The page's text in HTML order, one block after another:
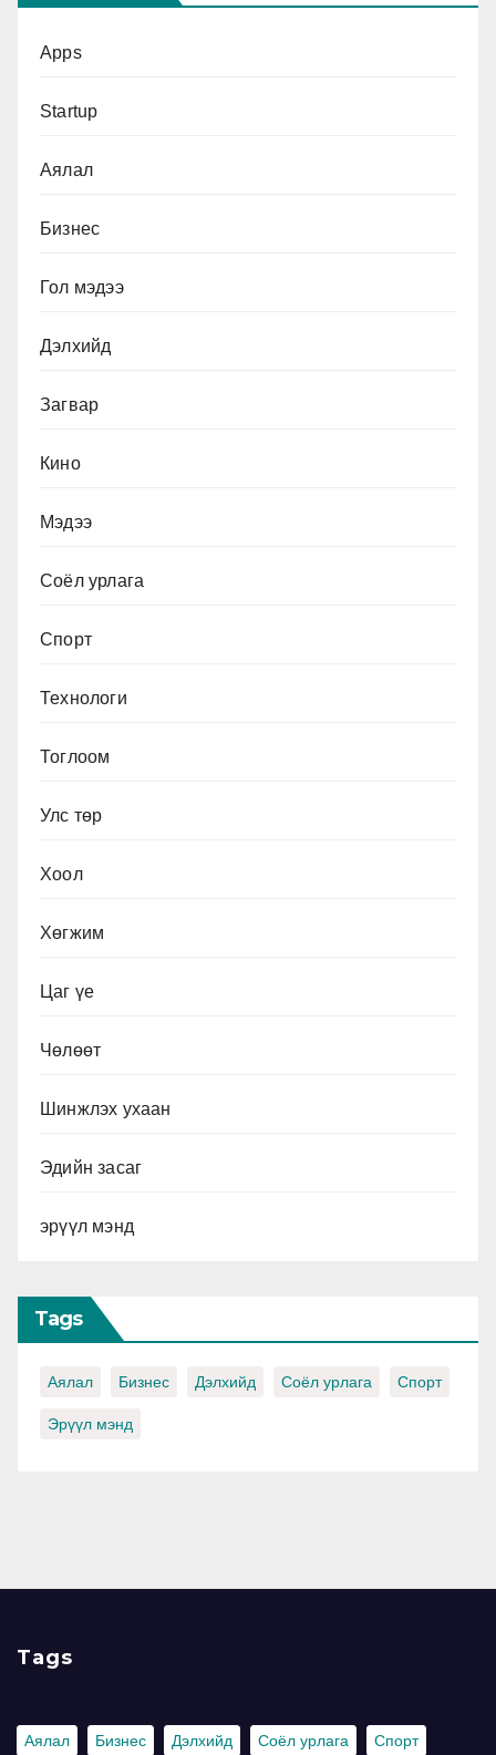
Apps
Startup
Аялал
Бизнес
Гол мэдээ
Дэлхийд
Загвар
Кино
Мэдээ
Соёл урлага
Спорт
Технологи
Тоглоом
Улс төр
Хоол
Хөгжим
Цаг үе
Чөлөөт
Шинжлэх ухаан
Эдийн засаг
эрүүл мэнд
Tags
Аялал Бизнес Дэлхийд Соёл урлага Спорт
Эрүүл мэнд
Tags
Аялал Бизнес Дэлхийд Соёл урлага Спорт